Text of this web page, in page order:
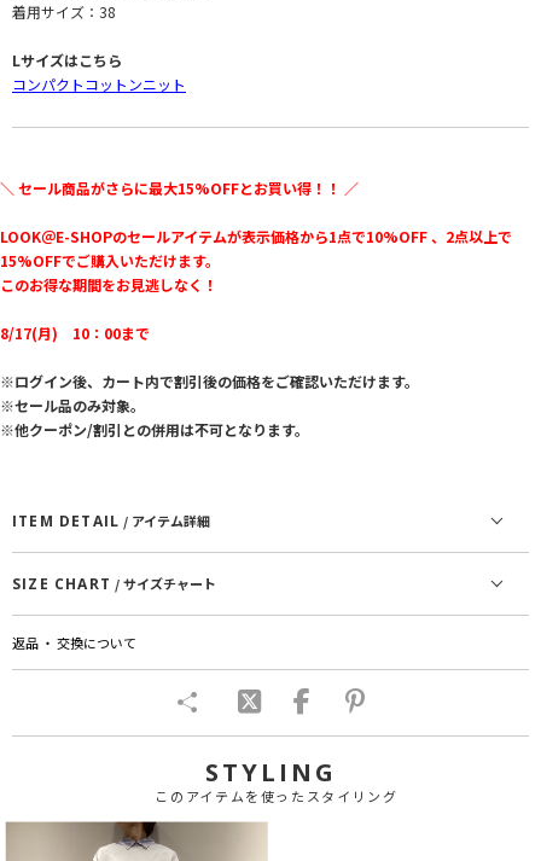
着用サイズ：38
Lサイズはこちら
コンパクトコットンニット
＼ セール商品がさらに最大15%OFFとお買い得！！ ／
LOOK＠E-SHOPのセールアイテムが表示価格から1点で10%OFF 、2点以上で
15%OFFでご購入いただけます。
このお得な期間をお見逃しなく！
8/17(月) 10：00まで
※ログイン後、カート内で割引後の価格をご確認いただけます。
※セール品のみ対象。
※他クーポン/割引との併用は不可となります。
ITEM DETAIL / アイテム詳細
SIZE CHART / サイズチャート
返品 ・ 交換について
STYLING
このアイテムを使ったスタイリング